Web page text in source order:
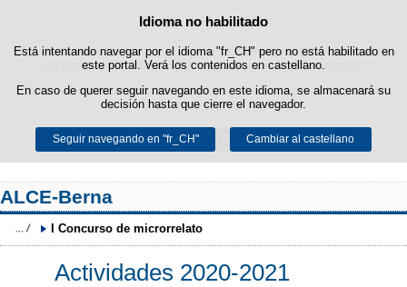
Política de cookies
Esta web utiliza cookies propias para facilitar la navegación y cookies
de terceros para obtener estadísticas de uso y satisfacción.
Puede obtener más información en el apartado "Cookies" de nuestro
aviso legal.
Aceptar Rechazar
Idioma no habilitado
Está intentando navegar por el idioma "fr_CH" pero no está habilitado en
este portal. Verá los contenidos en castellano.
En caso de querer seguir navegando en este idioma, se almacenará su
decisión hasta que cierre el navegador.
Seguir navegando en "fr_CH" Cambiar al castellano
Saltar al contenido
ALCE-Berna
I Concurso de microrrelato
Actividades 2020-2021